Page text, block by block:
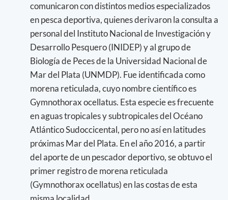
comunicaron con distintos medios especializados
en pesca deportiva, quienes derivaron la consulta a
personal del Instituto Nacional de Investigación y
Desarrollo Pesquero (INIDEP) y al grupo de
Biología de Peces de la Universidad Nacional de
Mar del Plata (UNMDP). Fue identificada como
morena reticulada, cuyo nombre científico es
Gymnothorax ocellatus. Esta especie es frecuente
en aguas tropicales y subtropicales del Océano
Atlántico Sudoccicental, pero no así en latitudes
próximas Mar del Plata. En el año 2016, a partir
del aporte de un pescador deportivo, se obtuvo el
primer registro de morena reticulada
(Gymnothorax ocellatus) en las costas de esta